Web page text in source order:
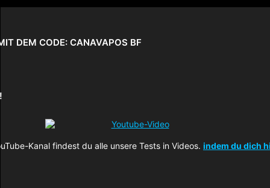
DEM CODE: CANAVAPOS BF
Kanal findest du alle unsere Tests in Videos. indem du dich